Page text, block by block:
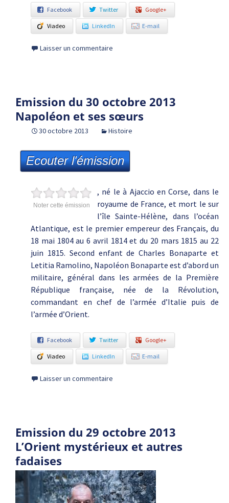
Facebook Twitter Google+
Viadeo LinkedIn E-mail
Laisser un commentaire
Emission du 30 octobre 2013
Napoléon et ses sœurs
30 octobre 2013 Histoire
Ecouter l'émission
Noter cette émission
, né le à Ajaccio en Corse, dans le
royaume de France, et mort le sur
l’île Sainte-Hélène, dans l’océan
Atlantique, est le premier empereur des Français, du
18 mai 1804 au 6 avril 1814 et du 20 mars 1815 au 22
juin 1815. Second enfant de Charles Bonaparte et
Letitia Ramolino, Napoléon Bonaparte est d’abord un
militaire, général dans les armées de la Première
République française, née de la Révolution,
commandant en chef de l’armée d’Italie puis de
l’armée d’Orient.
Facebook Twitter Google+
Viadeo LinkedIn E-mail
Laisser un commentaire
Emission du 29 octobre 2013
L’Orient mystérieux et autres
fadaises